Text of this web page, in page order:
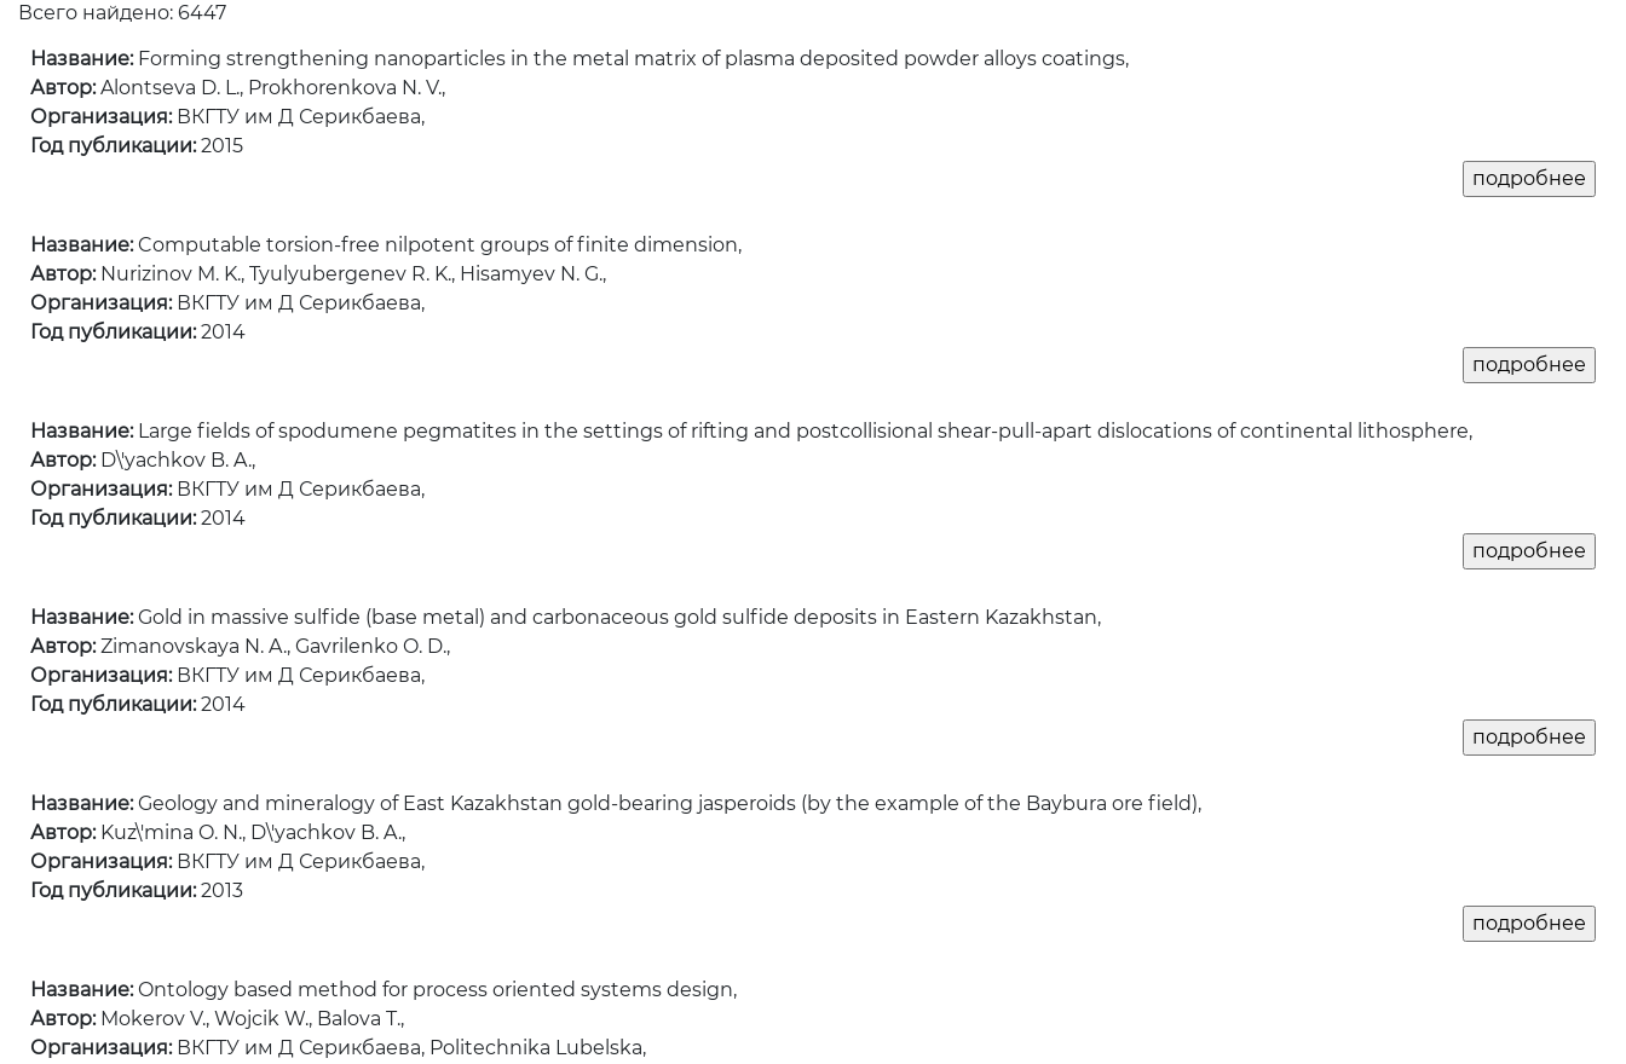
Всего найдено: 6447
Название:Forming strengthening nanoparticles in the metal matrix of plasma deposited powder alloys coatings,
Автор:Alontseva D. L., Prokhorenkova N. V.,
Организация:ВКГТУ им Д Серикбаева,
Год публикации:2015
Название:Computable torsion-free nilpotent groups of finite dimension,
Автор:Nurizinov M. K., Tyulyubergenev R. K., Hisamyev N. G.,
Организация:ВКГТУ им Д Серикбаева,
Год публикации:2014
Название:Large fields of spodumene pegmatites in the settings of rifting and postcollisional shear-pull-apart dislocations of continental lithosphere,
Автор:D\'yachkov B. A.,
Организация:ВКГТУ им Д Серикбаева,
Год публикации:2014
Название:Gold in massive sulfide (base metal) and carbonaceous gold sulfide deposits in Eastern Kazakhstan,
Автор:Zimanovskaya N. A., Gavrilenko O. D.,
Организация:ВКГТУ им Д Серикбаева,
Год публикации:2014
Название:Geology and mineralogy of East Kazakhstan gold-bearing jasperoids (by the example of the Baybura ore field),
Автор:Kuz\'mina O. N., D\'yachkov B. A.,
Организация:ВКГТУ им Д Серикбаева,
Год публикации:2013
Название:Ontology based method for process oriented systems design,
Автор:Mokerov V., Wojcik W., Balova T.,
Организация:ВКГТУ им Д Серикбаева, Politechnika Lubelska,